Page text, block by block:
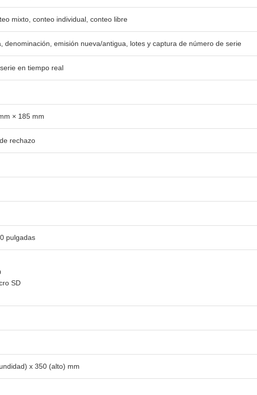
mixto, conteo individual, conteo libre
denominación, emisión nueva/antigua, lotes y captura de número de serie
en tiempo real
× 185 mm
rechazo
pulgadas
SD
x 350 (alto) mm